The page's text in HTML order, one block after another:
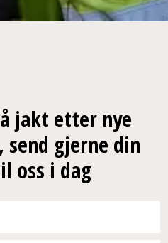
jakt etter nye
send gjerne din
oss i dag